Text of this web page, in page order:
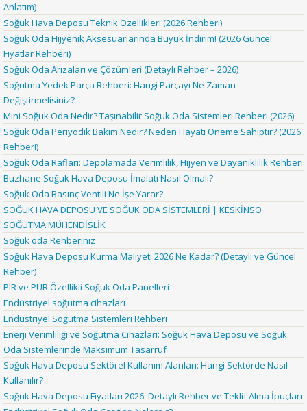
Anlatım)
Soğuk Hava Deposu Teknik Özellikleri (2026 Rehberi)
Soğuk Oda Hijyenik Aksesuarlarında Büyük İndirim! (2026 Güncel
Fiyatlar Rehberi)
Soğuk Oda Arızaları ve Çözümleri (Detaylı Rehber – 2026)
Soğutma Yedek Parça Rehberi: Hangi Parçayı Ne Zaman
Değiştirmelisiniz?
Mini Soğuk Oda Nedir? Taşınabilir Soğuk Oda Sistemleri Rehberi (2026)
Soğuk Oda Periyodik Bakım Nedir? Neden Hayati Öneme Sahiptir? (2026
Rehberi)
Soğuk Oda Rafları: Depolamada Verimlilik, Hijyen ve Dayanıklılık Rehberi
Buzhane Soğuk Hava Deposu İmalatı Nasıl Olmalı?
Soğuk Oda Basınç Ventili Ne İşe Yarar?
SOĞUK HAVA DEPOSU VE SOĞUK ODA SİSTEMLERİ | KESKİNSO
SOĞUTMA MÜHENDİSLİK
Soğuk oda Rehberiniz
Soğuk Hava Deposu Kurma Maliyeti 2026 Ne Kadar? (Detaylı ve Güncel
Rehber)
PIR ve PUR Özellikli Soğuk Oda Panelleri
Endüstriyel soğutma cihazları
Endüstriyel Soğutma Sistemleri Rehberi
Enerji Verimliliği ve Soğutma Cihazları: Soğuk Hava Deposu ve Soğuk
Oda Sistemlerinde Maksimum Tasarruf
Soğuk Hava Deposu Sektörel Kullanım Alanları: Hangi Sektörde Nasıl
Kullanılır?
Soğuk Hava Deposu Fiyatları 2026: Detaylı Rehber ve Teklif Alma İpuçları